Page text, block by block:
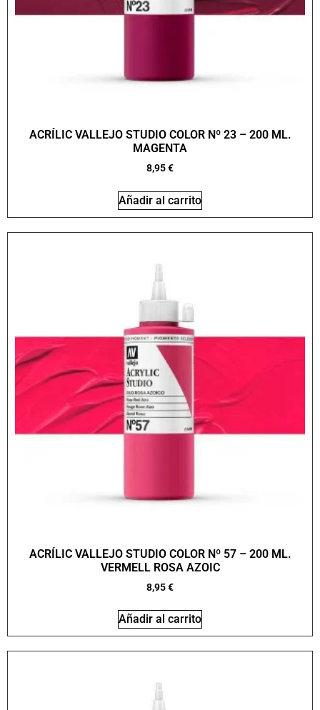
ACRÍLIC VALLEJO STUDIO COLOR Nº 23 – 200 ML.
MAGENTA
8,95€
Añadir al carrito
ACRÍLIC VALLEJO STUDIO COLOR Nº 57 – 200 ML.
VERMELL ROSA AZOIC
8,95€
Añadir al carrito